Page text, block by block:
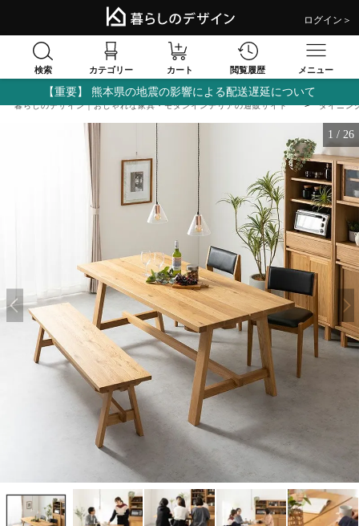
ログイン＞
検索 カテゴリー カート 閲覧履歴 メニュー
【重要】 熊本県の地震の影響による配送遅延について
暮らしのデザイン｜おしゃれな家具・モダンインテリアの通販サイト ダイニン
1 / 26